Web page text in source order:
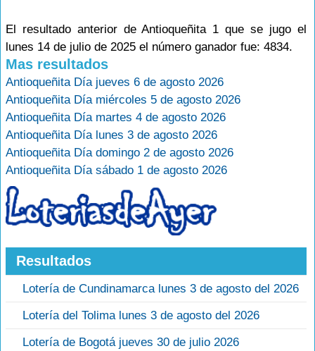
El resultado anterior de Antioqueñita 1 que se jugo el
lunes 14 de julio de 2025 el número ganador fue: 4834.
Mas resultados
Antioqueñita Día jueves 6 de agosto 2026
Antioqueñita Día miércoles 5 de agosto 2026
Antioqueñita Día martes 4 de agosto 2026
Antioqueñita Día lunes 3 de agosto 2026
Antioqueñita Día domingo 2 de agosto 2026
Antioqueñita Día sábado 1 de agosto 2026
Resultados
Lotería de Cundinamarca lunes 3 de agosto del 2026
Lotería del Tolima lunes 3 de agosto del 2026
Lotería de Bogotá jueves 30 de julio 2026